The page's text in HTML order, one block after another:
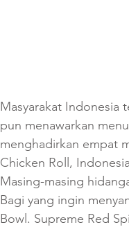
Masyarakat Indonesia
pun menawarkan
menghadirkan empat
Chicken Roll,
Masing-masing
Bagi yang ingin
Bowl. Supreme Red